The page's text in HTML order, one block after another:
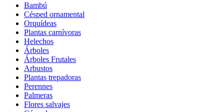
Bambú
Césped ornamental
Orquídeas
Plantas carnívoras
Helechos
Árboles
Árboles Frutales
Arbustos
Plantas trepadoras
Perennes
Palmeras
Flores salvajes